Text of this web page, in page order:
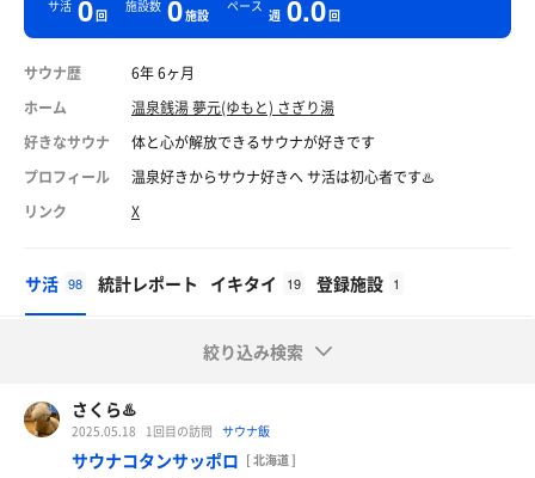
サ活 0回
施設数 0施設
ペース
週 0.0回
サウナ歴
6年 6ヶ月
ホーム
温泉銭湯 夢元(ゆもと) さぎり湯
好きなサウナ
体と心が解放できるサウナが好きです
プロフィール
温泉好きからサウナ好きへ サ活は初心者です♨️
リンク
X
サ活 98 統計レポート イキタイ 19 登録施設 1
絞り込み検索
さくら♨️
2025.05.18 1回目の訪問 サウナ飯
サウナコタンサッポロ [ 北海道 ]